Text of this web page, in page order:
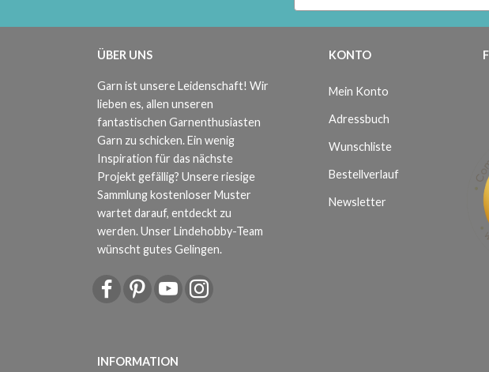
ÜBER UNS
Garn ist unsere Leidenschaft! Wir
lieben es, allen unseren
fantastischen Garnenthusiasten
Garn zu schicken. Ein wenig
Inspiration für das nächste
Projekt gefällig? Unsere riesige
Sammlung kostenloser Muster
wartet darauf, entdeckt zu
werden. Unser Lindehobby-Team
wünscht gutes Gelingen.
INFORMATION
KONTO
Mein Konto
Adressbuch
Wunschliste
Bestellverlauf
Newsletter